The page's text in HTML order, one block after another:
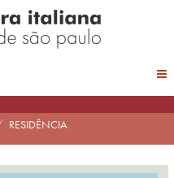
RESIDÊNCIA